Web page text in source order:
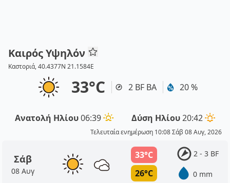
Καιρός Υψηλόν
Καστοριά, 40.4377N 21.1584E
33°C 2 BF ΒΑ 20 %
Ανατολή Ηλίου06:39 Δύση Ηλίου20:42
Τελευταία ενημέρωση 10:08 Σάβ 08 Αυγ, 2026
Σάβ
08 Αυγ
33°C
26°C
2 - 3 BF
0 mm